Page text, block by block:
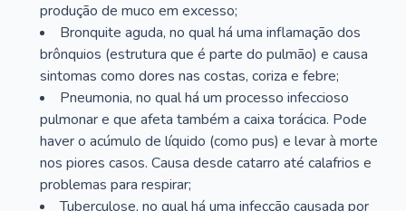
produção de muco em excesso;
Bronquite aguda, no qual há uma inflamação dos
brônquios (estrutura que é parte do pulmão) e causa
sintomas como dores nas costas, coriza e febre;
Pneumonia, no qual há um processo infeccioso
pulmonar e que afeta também a caixa torácica. Pode
haver o acúmulo de líquido (como pus) e levar à morte
nos piores casos. Causa desde catarro até calafrios e
problemas para respirar;
Tuberculose, no qual há uma infecção causada por